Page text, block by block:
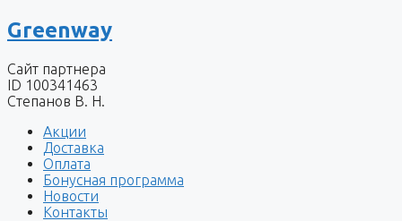
Перейти
к
Greenway
Сайт партнера
ID 100341463
Степанов В. Н.
Акции
Доставка
Оплата
Бонусная программа
Новости
Контакты